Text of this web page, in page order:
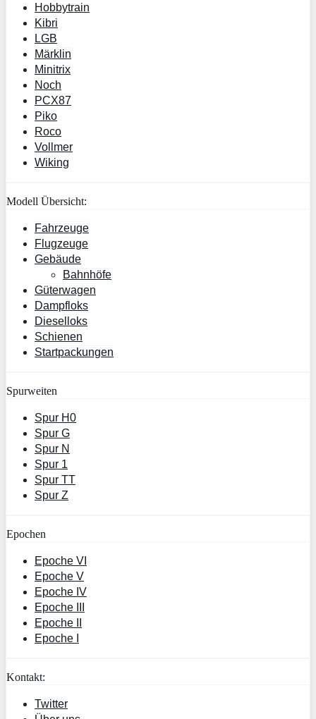
Hobbytrain
Kibri
LGB
Märklin
Minitrix
Noch
PCX87
Piko
Roco
Vollmer
Wiking
Modell Übersicht:
Fahrzeuge
Flugzeuge
Gebäude
Bahnhöfe
Güterwagen
Dampfloks
Dieselloks
Schienen
Startpackungen
Spurweiten
Spur H0
Spur G
Spur N
Spur 1
Spur TT
Spur Z
Epochen
Epoche VI
Epoche V
Epoche IV
Epoche III
Epoche II
Epoche I
Kontakt:
Twitter